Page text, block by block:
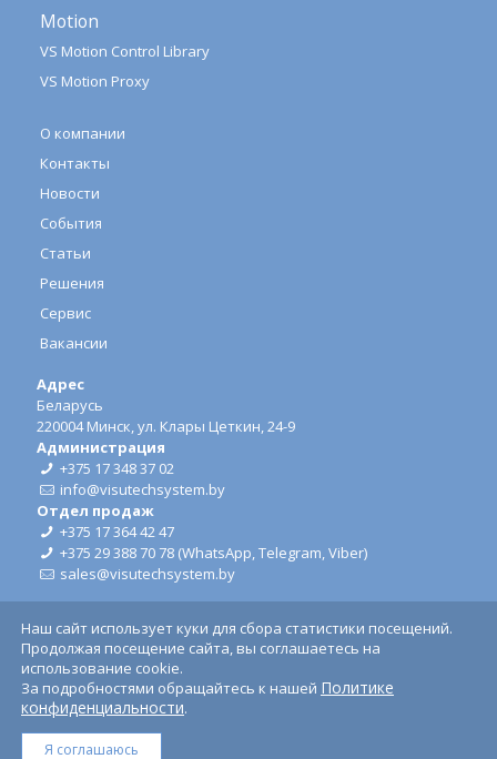
Motion
VS Motion Control Library
VS Motion Proxy
О компании
Контакты
Новости
События
Статьи
Решения
Сервис
Вакансии
Адрес
Беларусь
220004 Минск, ул. Клары Цеткин, 24-9
Администрация
+375 17 348 37 02
info@visutechsystem.by
Отдел продаж
+375 17 364 42 47
+375 29 388 70 78 (WhatsApp,Telegram,Viber)
sales@visutechsystem.by
© ООО "Визутех Систем", 2026.
Использование торговых
Наш сайт использует куки для сбора статистики посещений.
Продолжая посещение сайта, вы соглашаетесь на
использование cookie.
За подробностями обращайтесь к нашей Политике
конфиденциальности.
Я соглашаюсь